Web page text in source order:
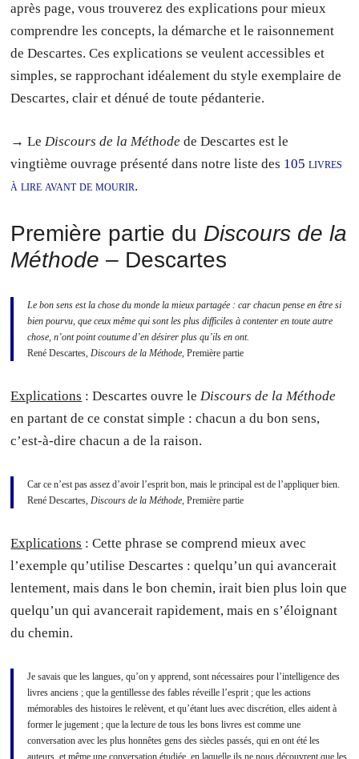
après page, vous trouverez des explications pour mieux
comprendre les concepts, la démarche et le raisonnement
de Descartes. Ces explications se veulent accessibles et
simples, se rapprochant idéalement du style exemplaire de
Descartes, clair et dénué de toute pédanterie.
→ LeDiscours de la Méthode de Descartes est le
vingtième ouvrage présenté dans notre liste des 105 livres
à lire avant de mourir.
Première partie du Discours de la
Méthode – Descartes
Le bon sens est la chose du monde la mieux partagée : car chacun pense en être si
bien pourvu, que ceux même qui sont les plus difficiles à contenter en toute autre
chose, n’ont point coutume d’en désirer plus qu’ils en ont.
René Descartes,Discours de la Méthode, Première partie
Explications : Descartes ouvre leDiscours de la Méthode
en partant de ce constat simple : chacun a du bon sens,
c’est-à-dire chacun a de la raison.
Car ce n’est pas assez d’avoir l’esprit bon, mais le principal est de l’appliquer bien.
René Descartes,Discours de la Méthode, Première partie
Explications : Cette phrase se comprend mieux avec
l’exemple qu’utilise Descartes : quelqu’un qui avancerait
lentement, mais dans le bon chemin, irait bien plus loin que
quelqu’un qui avancerait rapidement, mais en s’éloignant
du chemin.
Je savais que les langues, qu’on y apprend, sont nécessaires pour l’intelligence des
livres anciens ; que la gentillesse des fables réveille l’esprit ; que les actions
mémorables des histoires le relèvent, et qu’étant lues avec discrétion, elles aident à
former le jugement ; que la lecture de tous les bons livres est comme une
conversation avec les plus honnêtes gens des siècles passés, qui en ont été les
auteurs, et même une conversation étudiée, en laquelle ils ne nous découvrent que les